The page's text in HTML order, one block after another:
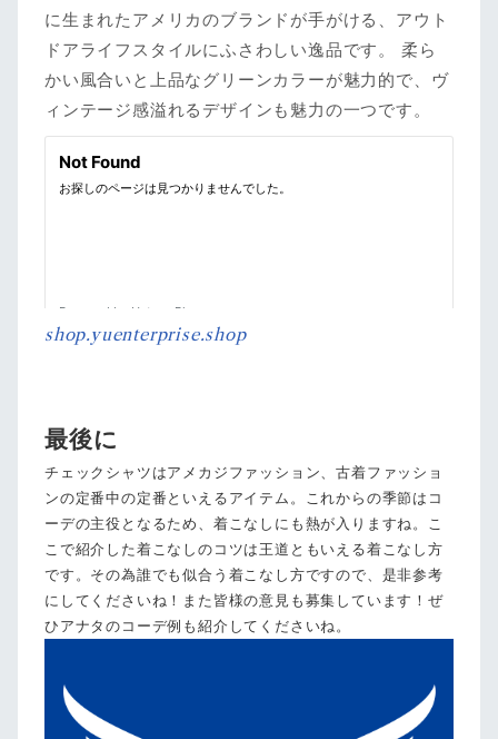
に生まれたアメリカのブランドが手がける、アウト
ドアライフスタイルにふさわしい逸品です。 柔ら
かい風合いと上品なグリーンカラーが魅力的で、ヴ
ィンテージ感溢れるデザインも魅力の一つです。
shop.yuenterprise.shop
最後に
チェックシャツはアメカジファッション、古着ファッショ
ンの定番中の定番といえるアイテム。これからの季節はコ
ーデの主役となるため、着こなしにも熱が入りますね。こ
こで紹介した着こなしのコツは王道ともいえる着こなし方
です。その為誰でも似合う着こなし方ですので、是非参考
にしてくださいね！また皆様の意見も募集しています！ぜ
ひアナタのコーデ例も紹介してくださいね。